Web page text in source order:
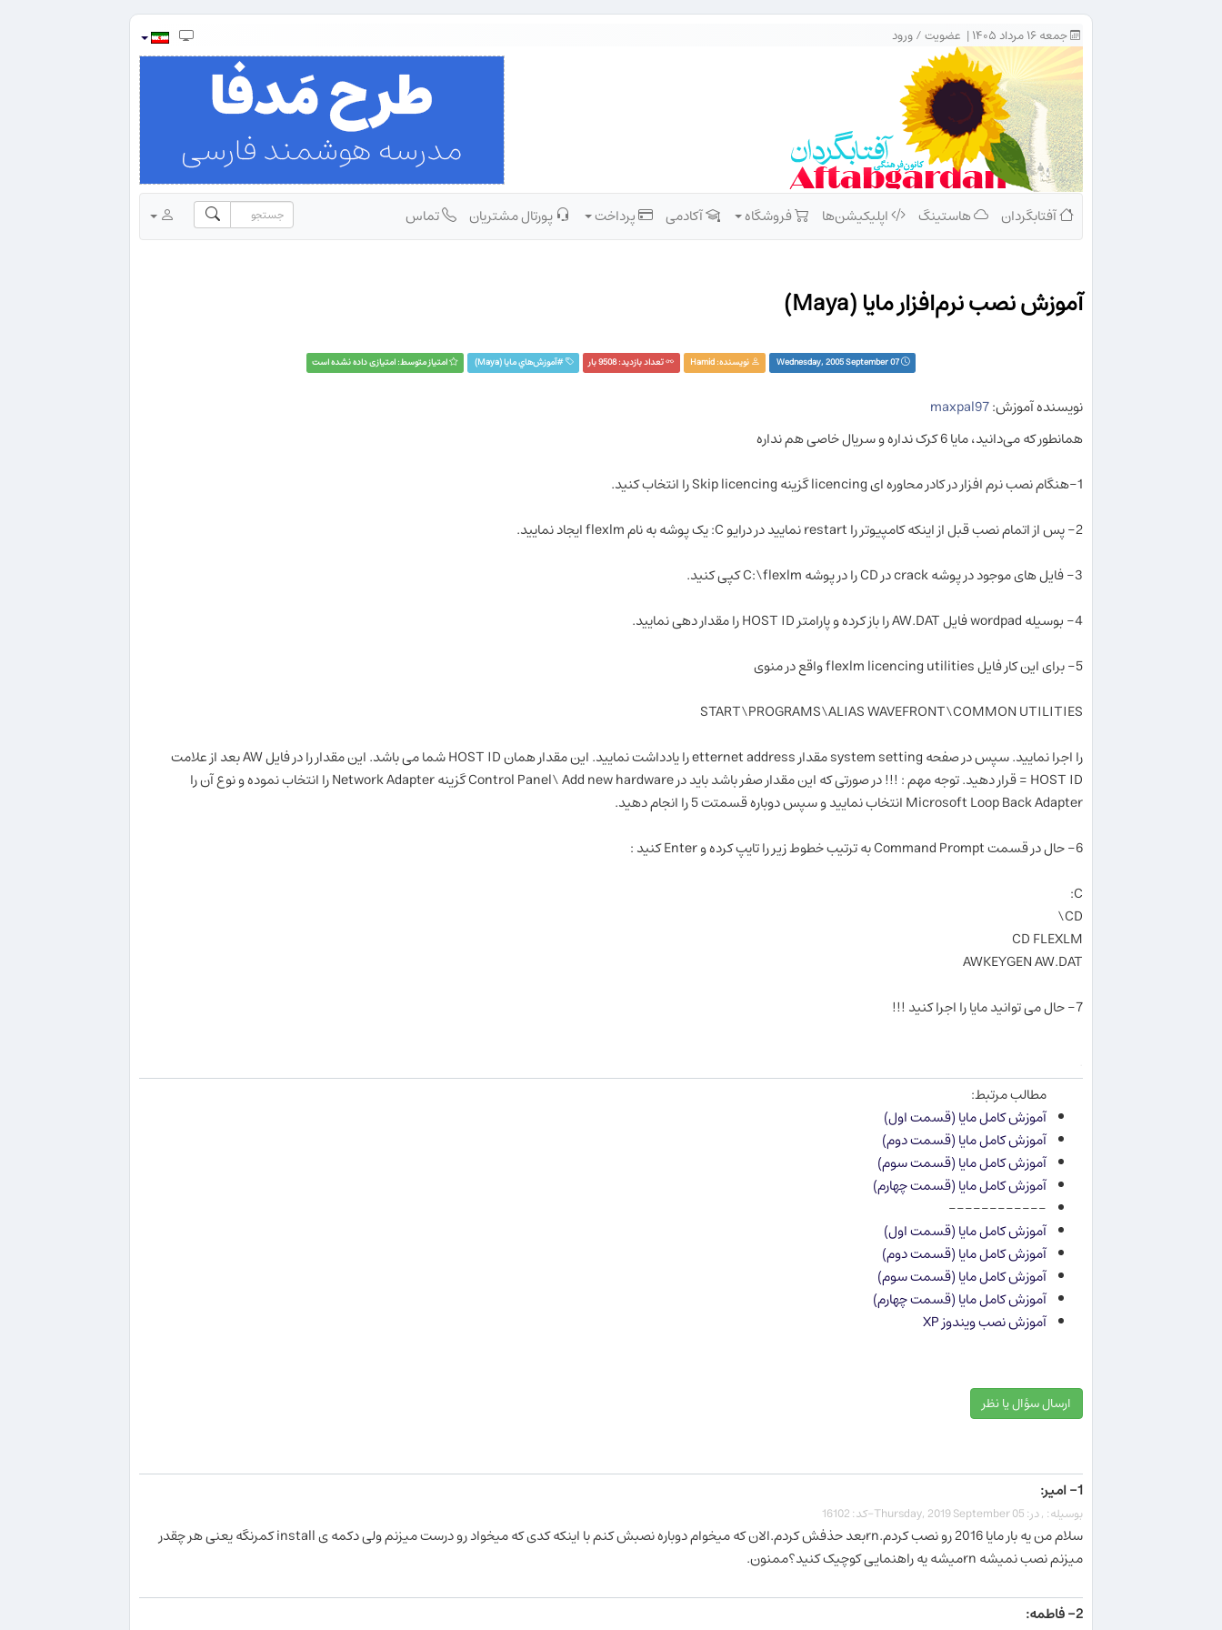
جمعه ۱۶ مرداد ۱۴۰۵ | عضویت/ورود
آفتابگردان هاستینگ اپلیکیشن‌ها فروشگاه آکادمی پرداخت پورتال مشتریان تماس
آموزش نصب نرم‌افزار مایا (Maya)
Wednesday, 2005 September 07 نویسنده:Hamid تعداد بازدید: 9508 بار #آموزش‌هاي مايا (Maya)‏ امتیاز متوسط: امتیازی داده نشده است
نویسنده آموزش:maxpal97
همانطور كه می‌دانید، مایا 6 کرک نداره و سریال خاصی هم نداره
1-هنگام نصب نرم افزار در کادر محاوره ای licencing گزینه Skip licencing را انتخاب کنید.
2- پس از اتمام نصب قبل از اینکه کامپیوتر را restart نمایید در درایو C: یک پوشه به نام flexlm ایجاد نمایید.
3- فایل های موجود در پوشه crack در CD را در پوشه C:\flexlm کپی کنید.
4- بوسیله wordpad فایل AW.DAT را باز کرده و پارامتر HOST ID را مقدار دهی نمایید.
5- برای این کار فایل flexlm licencing utilities واقع در منوی
START\PROGRAMS\ALIAS WAVEFRONT\COMMON UTILITIES
را اجرا نمایید. سپس در صفحه system setting مقدار etternet address را یادداشت نمایید. این مقدار همان HOST ID شما می باشد. این مقدار را در فایل AW بعد از علامت
HOST ID = قرار دهید. توجه مهم : !!! در صورتی که این مقدار صفر باشد باید در Control Panel\ Add new hardware گزینه Network Adapter را انتخاب نموده و نوع آن را
Microsoft Loop Back Adapter انتخاب نمایید و سپس دوباره قسمتت 5 را انجام دهید.
6- حال در قسمت Command Prompt به ترتیب خطوط زیر را تایپ کرده و Enter کنید :
C:
CD\
CD FLEXLM
AWKEYGEN AW.DAT
7- حال می توانید مایا را اجرا کنید !!!
مطالب مرتبط:
آموزش كامل مایا (قسمت اول)
آموزش كامل مایا (قسمت دوم)
آموزش كامل مایا (قسمت سوم)
آموزش كامل مایا (قسمت چهارم)
------------
آموزش كامل مایا (قسمت اول)
آموزش كامل مایا (قسمت دوم)
آموزش كامل مایا (قسمت سوم)
آموزش كامل مایا (قسمت چهارم)
آموزش نصب ویندوز XP
ارسال سؤال یا نظر
1- امیر:
بوسیله: , در: Thursday, 2019 September 05-کد: 16102
سلام من یه بار مایا 2016 رو نصب کردم.rnبعد حذفش کردم.الان که میخوام دوباره نصبش کنم با اینکه کدی که میخواد رو درست میزنم ولی دکمه ی install کمرنگه یعنی هر چقدر
میزنم نصب نمیشه rnمیشه یه راهنمایی کوچیک کنید؟ممنون.
2- فاطمه: